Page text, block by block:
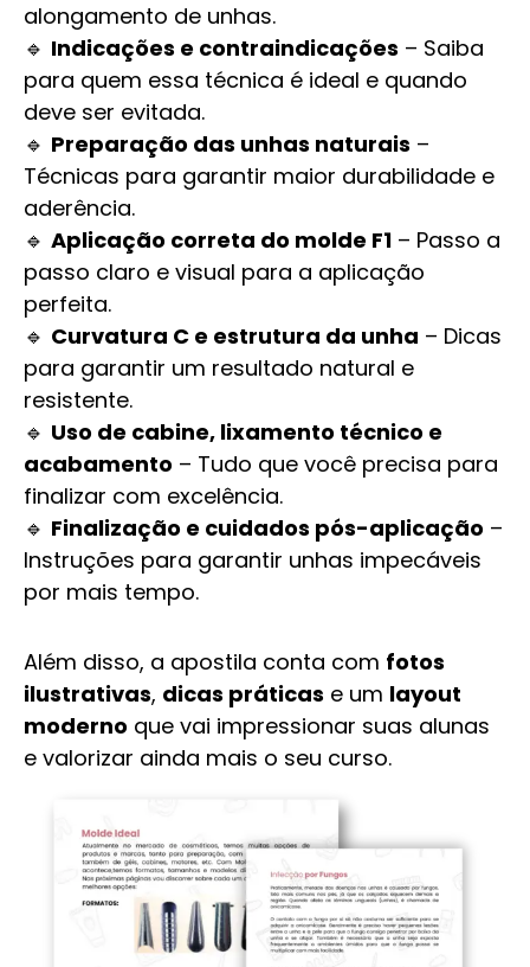
alongamento de unhas.
🔹 Indicações e contraindicações – Saiba
para quem essa técnica é ideal e quando
deve ser evitada.
🔹 Preparação das unhas naturais –
Técnicas para garantir maior durabilidade e
aderência.
🔹 Aplicação correta do molde F1 – Passo a
passo claro e visual para a aplicação
perfeita.
🔹 Curvatura C e estrutura da unha – Dicas
para garantir um resultado natural e
resistente.
🔹 Uso de cabine, lixamento técnico e
acabamento – Tudo que você precisa para
finalizar com excelência.
🔹 Finalização e cuidados pós-aplicação –
Instruções para garantir unhas impecáveis
por mais tempo.
Além disso, a apostila conta com fotos
ilustrativas, dicas práticas e um layout
moderno que vai impressionar suas alunas
e valorizar ainda mais o seu curso.